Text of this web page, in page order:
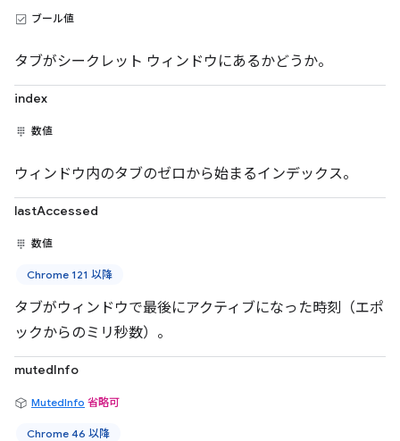
ブール値
タブがシークレット ウィンドウにあるかどうか。
index
数値
ウィンドウ内のタブのゼロから始まるインデックス。
lastAccessed
数値
Chrome 121 以降
タブがウィンドウで最後にアクティブになった時刻（エポ
ックからのミリ秒数）。
mutedInfo
MutedInfo 省略可
Chrome 46 以降